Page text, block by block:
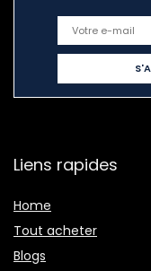
Liens rapides
Home
Tout acheter
Blogs